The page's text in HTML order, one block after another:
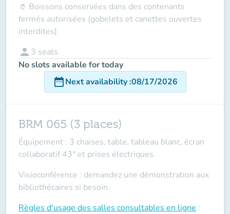
🥤 Boissons conservées dans des contenants
fermés autorisées (gobelets et canettes ouvertes
interdites)
person 3 seats
No slots available for today
date_rangeNext availability:08/17/2026
BRM 065 (3 places)
Équipement : 3 chaises, table, tableau blanc, écran
collaboratif 43" et prises électriques.
Visioconférence : demandez une démonstration aux
bibliothécaires si besoin.
Règles d'usage des salles consultables en ligne :